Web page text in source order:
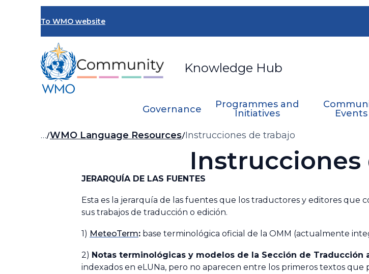
To WMO website
Knowledge Hub
Governance
Programmes and
Initiatives
Events
Breadcrumb
… WMO Language Resources Instrucciones de trabajo
Instrucciones
JERARQUÍA DE LAS FUENTES
Esta es la jerarquía de las fuentes que los traductores y editores que
sus trabajos de traducción o edición.
1) MeteoTerm: base terminológica oficial de la OMM (actualmente
2) Notas terminológicas y modelos de la Sección de Traducción
indexados en eLUNa, pero no aparecen entre los primeros textos